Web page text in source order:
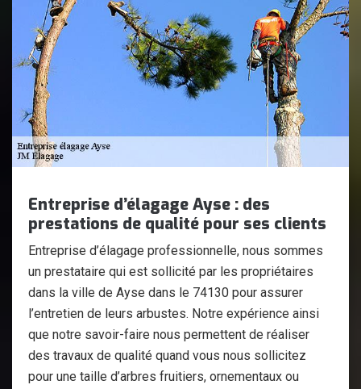
Entreprise d’élagage Ayse : des
prestations de qualité pour ses clients
Entreprise d’élagage professionnelle, nous sommes
un prestataire qui est sollicité par les propriétaires
dans la ville de Ayse dans le 74130 pour assurer
l’entretien de leurs arbustes. Notre expérience ainsi
que notre savoir-faire nous permettent de réaliser
des travaux de qualité quand vous nous sollicitez
pour une taille d’arbres fruitiers, ornementaux ou